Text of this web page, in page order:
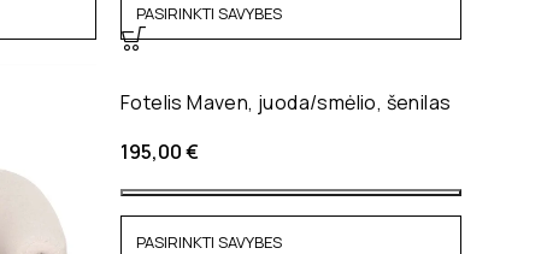
PASIRINKTI SAVYBES
Fotelis Maven, juoda/smėlio, šenilas
195,00€
PASIRINKTI SAVYBES